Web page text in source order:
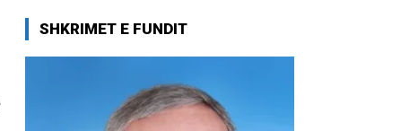
SHKRIMET E FUNDIT